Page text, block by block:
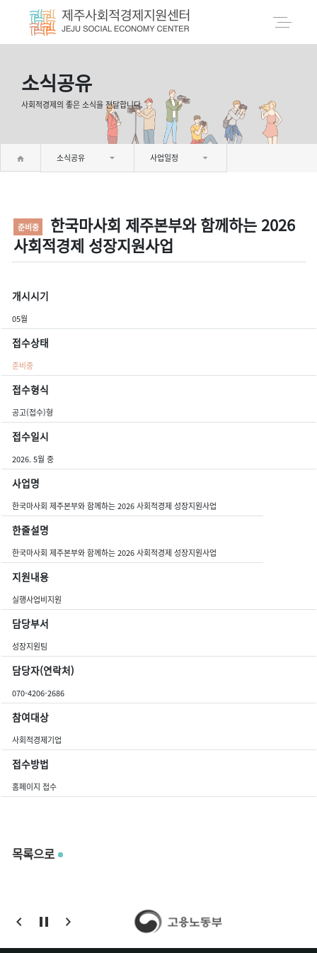
소식공유
사회적경제의 좋은 소식을 전달합니다.
소식공유 사업일정
준비중
한국마사회 제주본부와 함께하는 2026
사회적경제 성장지원사업
개시시기
05월
접수상태
준비중
접수형식
공고(접수)형
접수일시
2026. 5월 중
사업명
한국마사회 제주본부와 함께하는 2026 사회적경제 성장지원사업
한줄설명
한국마사회 제주본부와 함께하는 2026 사회적경제 성장지원사업
지원내용
실행사업비지원
담당부서
성장지원팀
담당자(연락처)
070-4206-2686
참여대상
사회적경제기업
접수방법
홈페이지 접수
목록으로